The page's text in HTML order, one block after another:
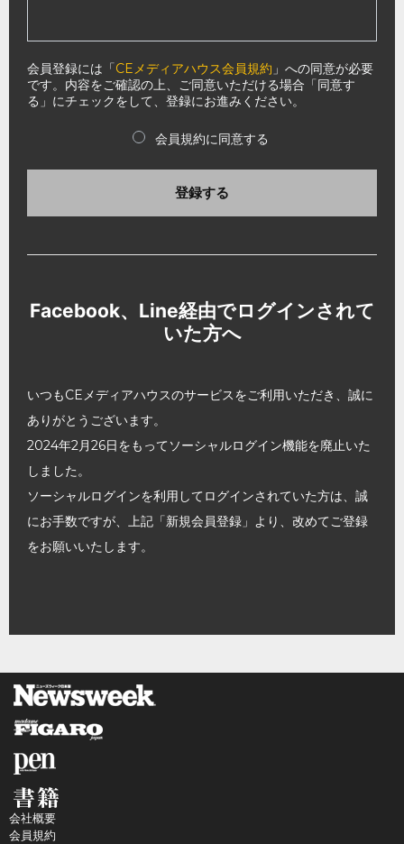
会員登録には「CEメディアハウス会員規約 」への同意が必要
です。内容をご確認の上、ご同意いただける場合「同意す
る」にチェックをして、登録にお進みください。
会員規約に同意する
登録する
Facebook、Line経由でログインされて
いた方へ
いつもCEメディアハウスのサービスをご利用いただき、誠に
ありがとうございます。
2024年2月26日をもってソーシャルログイン機能を廃止いた
しました。
ソーシャルログインを利用してログインされていた方は、誠
にお手数ですが、上記「新規会員登録」より、改めてご登録
をお願いいたします。
会社概要
会員規約